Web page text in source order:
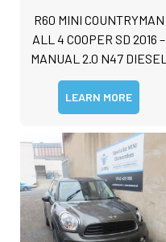
R60 MINI COUNTRYMAN
ALL 4 COOPER SD 2016 –
MANUAL 2.0 N47 DIESEL
LEARN MORE